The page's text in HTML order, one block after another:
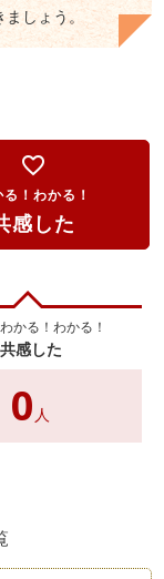
ましょう。
favorite_border
！わかる！
感した
わかる！わかる！
共感した
0 人